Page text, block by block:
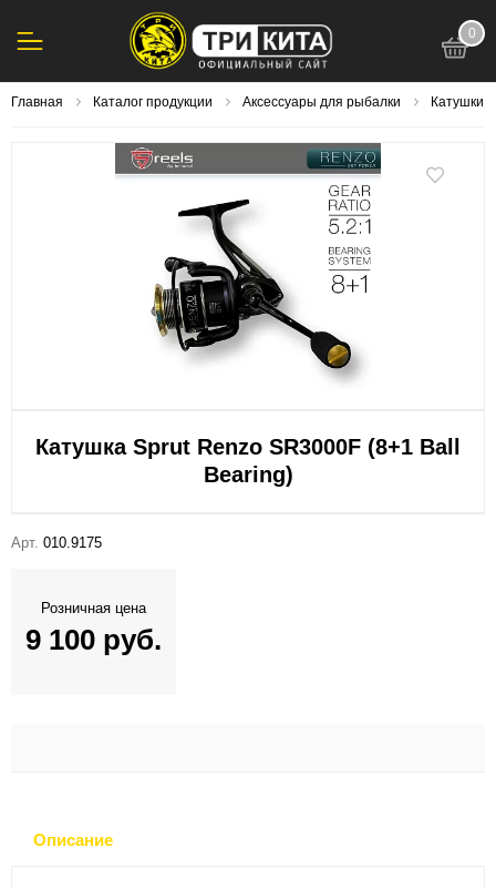
0
Главная Каталог продукции Аксессуары для рыбалки Катушки,
Катушка Sprut Renzo SR3000F (8+1 Ball
Bearing)
Арт. 010.9175
Розничная цена
9 100 руб.
Описание